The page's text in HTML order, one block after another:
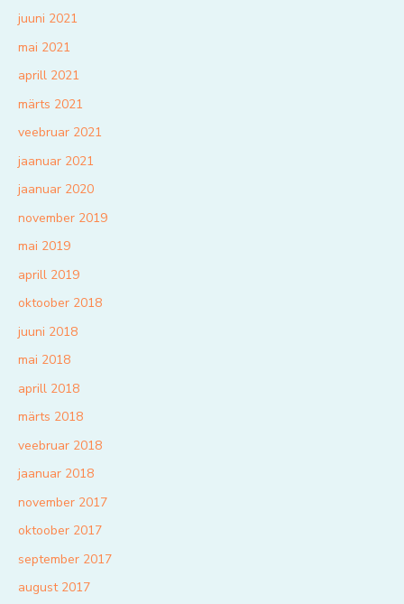
juuni 2021
mai 2021
aprill 2021
märts 2021
veebruar 2021
jaanuar 2021
jaanuar 2020
november 2019
mai 2019
aprill 2019
oktoober 2018
juuni 2018
mai 2018
aprill 2018
märts 2018
veebruar 2018
jaanuar 2018
november 2017
oktoober 2017
september 2017
august 2017